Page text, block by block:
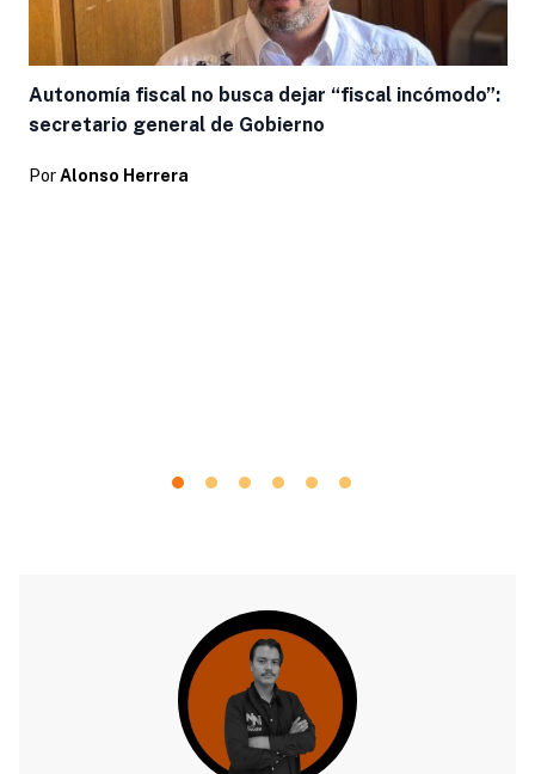
Autonomía fiscal no busca dejar “fiscal incómodo”:
secretario general de Gobierno
Por Alonso Herrera